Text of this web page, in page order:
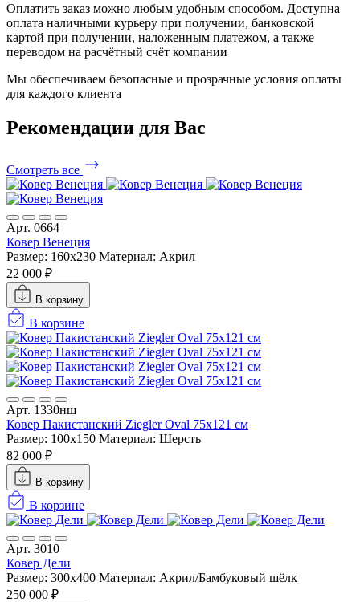
Оплатить заказ можно любым удобным способом. Доступна
оплата наличными курьеру при получении, банковской
картой при получении, наложенным платежом, а также
переводом на расчётный счёт компании
Мы обеспечиваем безопасные и прозрачные условия оплаты
для каждого клиента
Рекомендации для Вас
Смотреть все
Арт. 0664
Ковер Венеция
Размер: 160х230 Материал: Акрил
22 000 ₽
В корзину
В корзине
Арт. 1330нш
Ковер Пакистанский Ziegler Oval 75x121 см
Размер: 100x150 Материал: Шерсть
82 000 ₽
В корзину
В корзине
Арт. 3010
Ковер Дели
Размер: 300х400 Материал: Акрил/Бамбуковый шёлк
250 000 ₽